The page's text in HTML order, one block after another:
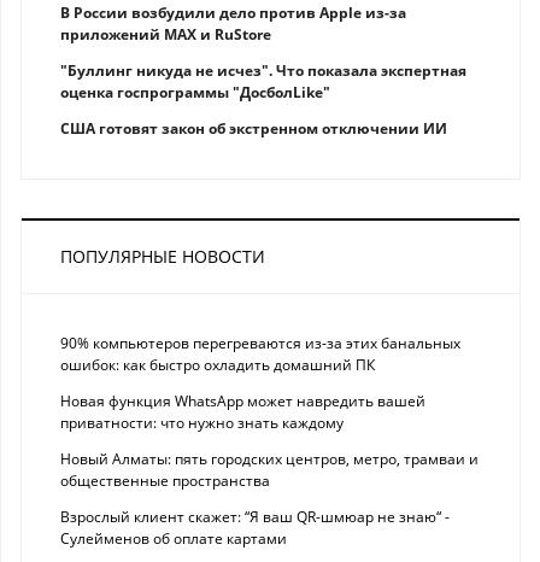
В России возбудили дело против Apple из-за
приложений MAX и RuStore
"Буллинг никуда не исчез". Что показала экспертная
оценка госпрограммы "ДосболLike"
США готовят закон об экстренном отключении ИИ
ПОПУЛЯРНЫЕ НОВОСТИ
90% компьютеров перегреваются из-за этих банальных
ошибок: как быстро охладить домашний ПК
Новая функция WhatsApp может навредить вашей
приватности: что нужно знать каждому
Новый Алматы: пять городских центров, метро, трамваи и
общественные пространства
Взрослый клиент скажет: “Я ваш QR-шмюар не знаю“ -
Сулейменов об оплате картами